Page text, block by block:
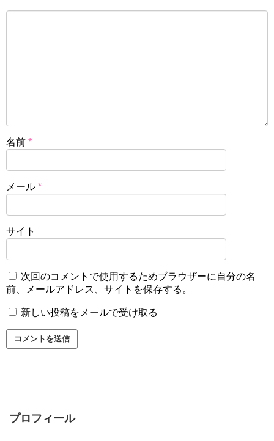
名前 *
メール *
サイト
次回のコメントで使用するためブラウザーに自分の名
前、メールアドレス、サイトを保存する。
新しい投稿をメールで受け取る
プロフィール